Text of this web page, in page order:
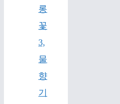
롱
꽃
3,
물
향
기